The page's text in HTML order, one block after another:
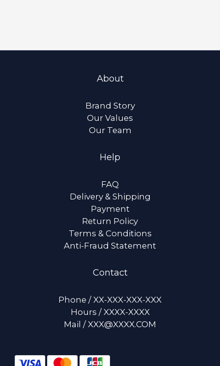
About
Brand Story
Our Values
Our Team
Help
FAQ
Delivery & Shipping
Payment
Return Policy
Terms & Conditions
Anti-Fraud Statement
Contact
Phone / XX-XXX-XXX-XXX
Hours / XXXX-XXXX
Mail / XXX@XXXX.COM